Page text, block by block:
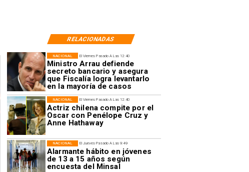
RELACIONADAS
El Viernes Pasado A Las 12:40
Ministro Arrau defiende
secreto bancario y asegura
que Fiscalía logra levantarlo
en la mayoría de casos
NACIONAL
El Viernes Pasado A Las 12:40
Actriz chilena compite por el
Oscar con Penélope Cruz y
Anne Hathaway
NACIONAL
El Jueves Pasado A Las 9:49
Alarmante hábito en jóvenes
de 13 a 15 años según
encuesta del Minsal
NACIONAL